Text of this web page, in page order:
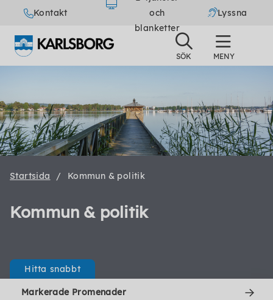
Kontakt
och
blanketter
Lyssna
Startsida Kommun & politik
Kommun & politik
Hitta snabbt
Markerade Promenader